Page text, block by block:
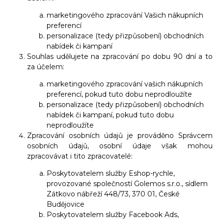
marketingového zpracování Vašich nákupních
preferencí
personalizace (tedy přizpůsobení) obchodních
nabídek či kampaní
Souhlas udělujete na zpracování po dobu 90 dní a to
za účelem:
marketingového zpracování vašich nákupních
preferencí, pokud tuto dobu neprodloužíte
personalizace (tedy přizpůsobení) obchodních
nabídek či kampaní, pokud tuto dobu
neprodloužíte
Zpracování osobních údajů je prováděno Správcem
osobních údajů, osobní údaje však mohou
zpracovávat i tito zpracovatelé:
Poskytovatelem služby Eshop-rychle,
provozované společností Golemos s.r.o., sídlem
Zátkovo nábřeží 448/73, 370 01, České
Budějovice
Poskytovatelem služby Facebook Ads,